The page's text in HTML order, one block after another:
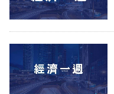
時
事
專
欄
訂